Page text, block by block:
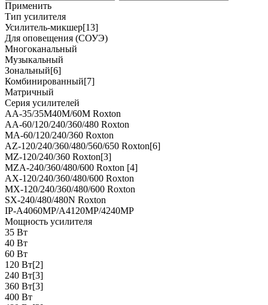
Применить
Тип усилителя
Усилитель-микшер[13]
Для оповещения (СОУЭ)
Многоканальный
Музыкальный
Зональный[6]
Комбинированный[7]
Матричный
Серия усилителей
AA-35/35M40M/60M Roxton
AA-60/120/240/360/480 Roxton
MA-60/120/240/360 Roxton
AZ-120/240/360/480/560/650 Roxton[6]
MZ-120/240/360 Roxton[3]
MZA-240/360/480/600 Roxton [4]
AX-120/240/360/480/600 Roxton
MX-120/240/360/480/600 Roxton
SX-240/480/480N Roxton
IP-A4060MP/A4120MP/4240MP
Мощность усилителя
35 Вт
40 Вт
60 Вт
120 Вт[2]
240 Вт[3]
360 Вт[3]
400 Вт